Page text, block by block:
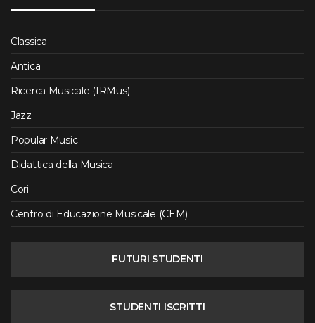
Classica
Antica
Ricerca Musicale (IRMus)
Jazz
Popular Music
Didattica della Musica
Cori
Centro di Educazione Musicale (CEM)
FUTURI STUDENTI
STUDENTI ISCRITTI